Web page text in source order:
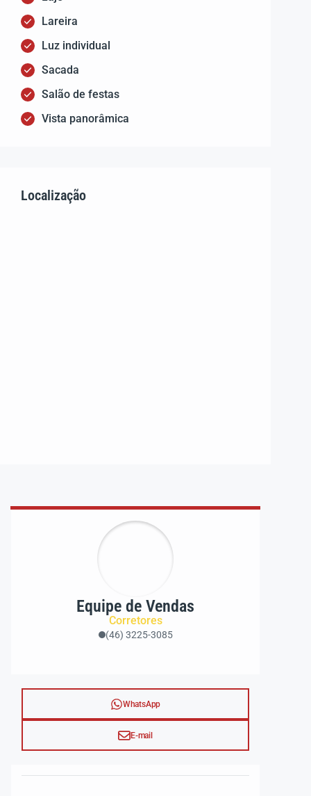
Lareira
Luz individual
Sacada
Salão de festas
Vista panorâmica
Localização
Equipe de Vendas
Corretores
(46) 3225-3085
WhatsApp
E-mail